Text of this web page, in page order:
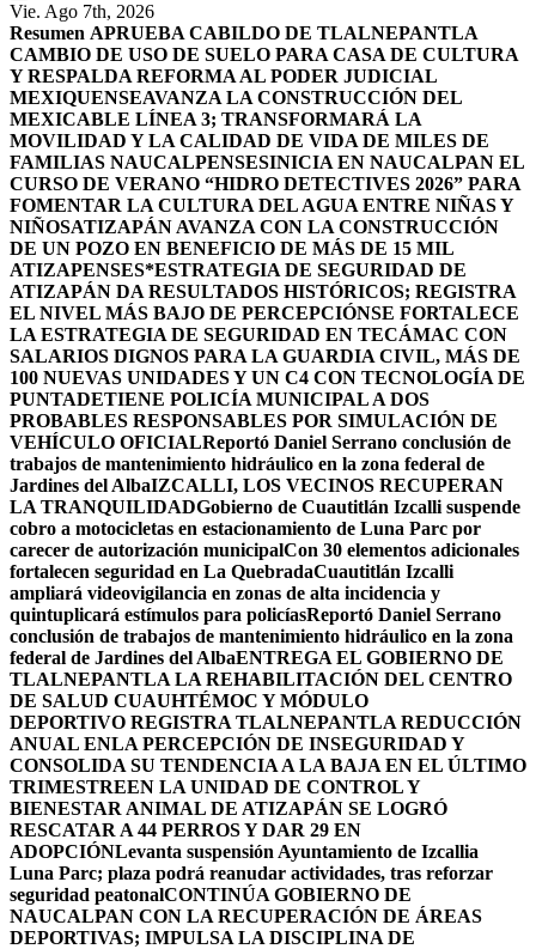
Vie. Ago 7th, 2026
Resumen APRUEBA CABILDO DE TLALNEPANTLA
CAMBIO DE USO DE SUELO PARA CASA DE CULTURA
Y RESPALDA REFORMA AL PODER JUDICIAL
MEXIQUENSEAVANZA LA CONSTRUCCIÓN DEL
MEXICABLE LÍNEA 3; TRANSFORMARÁ LA
MOVILIDAD Y LA CALIDAD DE VIDA DE MILES DE
FAMILIAS NAUCALPENSESINICIA EN NAUCALPAN EL
CURSO DE VERANO “HIDRO DETECTIVES 2026” PARA
FOMENTAR LA CULTURA DEL AGUA ENTRE NIÑAS Y
NIÑOSATIZAPÁN AVANZA CON LA CONSTRUCCIÓN
DE UN POZO EN BENEFICIO DE MÁS DE 15 MIL
ATIZAPENSES*ESTRATEGIA DE SEGURIDAD DE
ATIZAPÁN DA RESULTADOS HISTÓRICOS; REGISTRA
EL NIVEL MÁS BAJO DE PERCEPCIÓNSE FORTALECE
LA ESTRATEGIA DE SEGURIDAD EN TECÁMAC CON
SALARIOS DIGNOS PARA LA GUARDIA CIVIL, MÁS DE
100 NUEVAS UNIDADES Y UN C4 CON TECNOLOGÍA DE
PUNTADETIENE POLICÍA MUNICIPAL A DOS
PROBABLES RESPONSABLES POR SIMULACIÓN DE
VEHÍCULO OFICIALReportó Daniel Serrano conclusión de
trabajos de mantenimiento hidráulico en la zona federal de
Jardines del AlbaIZCALLI, LOS VECINOS RECUPERAN
LA TRANQUILIDADGobierno de Cuautitlán Izcalli suspende
cobro a motocicletas en estacionamiento de Luna Parc por
carecer de autorización municipalCon 30 elementos adicionales
fortalecen seguridad en La QuebradaCuautitlán Izcalli
ampliará videovigilancia en zonas de alta incidencia y
quintuplicará estímulos para policíasReportó Daniel Serrano
conclusión de trabajos de mantenimiento hidráulico en la zona
federal de Jardines del AlbaENTREGA EL GOBIERNO DE
TLALNEPANTLA LA REHABILITACIÓN DEL CENTRO
DE SALUD CUAUHTÉMOC Y MÓDULO
DEPORTIVO REGISTRA TLALNEPANTLA REDUCCIÓN
ANUAL ENLA PERCEPCIÓN DE INSEGURIDAD Y
CONSOLIDA SU TENDENCIA A LA BAJA EN EL ÚLTIMO
TRIMESTREEN LA UNIDAD DE CONTROL Y
BIENESTAR ANIMAL DE ATIZAPÁN SE LOGRÓ
RESCATAR A 44 PERROS Y DAR 29 EN
ADOPCIÓNLevanta suspensión Ayuntamiento de Izcallia
Luna Parc; plaza podrá reanudar actividades, tras reforzar
seguridad peatonalCONTINÚA GOBIERNO DE
NAUCALPAN CON LA RECUPERACIÓN DE ÁREAS
DEPORTIVAS; IMPULSA LA DISCIPLINA DE